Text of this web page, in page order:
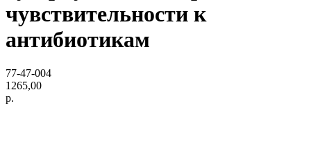
чувствительности к
антибиотикам
77-47-004
1265,00
р.